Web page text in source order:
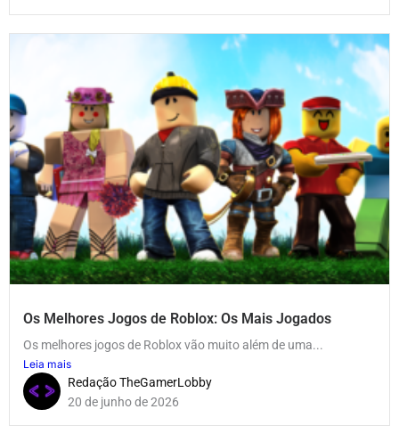
Os Melhores Jogos de Roblox: Os Mais Jogados
Os melhores jogos de Roblox vão muito além de uma...
Leia mais
Redação TheGamerLobby
20 de junho de 2026